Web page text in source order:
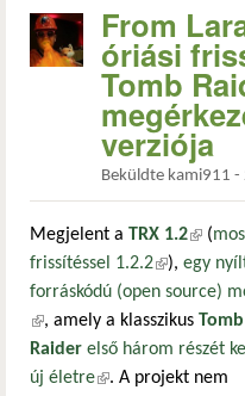
From
óriási
Tomb
verziója
Beküldte kami911 -
Megjelent a TRX 1.2(külső
(
frissítéssel 1.2.2(külső
), egy
forráskódú (open source)
(külső hivatkozás)
, amely a klasszikus Tomb
Raider első három részét
új életre(külső hivatkozás)
. A projekt nem